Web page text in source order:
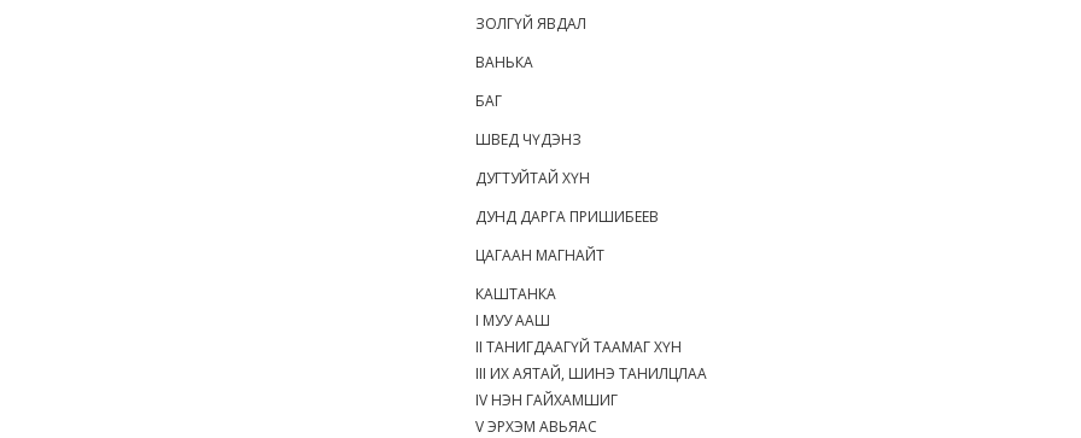
ЗОЛГҮЙ ЯВДАЛ
ВАНЬКА
БАГ
ШВЕД ЧҮДЭНЗ
ДУГТУЙТАЙ ХҮН
ДУНД ДАРГА ПРИШИБЕЕВ
ЦАГААН МАГНАЙТ
КАШТАНКА
I МУУ ААШ
II ТАНИГДААГҮЙ ТААМАГ ХҮН
III ИХ АЯТАЙ, ШИНЭ ТАНИЛЦЛАА
IV НЭН ГАЙХАМШИГ
V ЭРХЭМ АВЬЯАС